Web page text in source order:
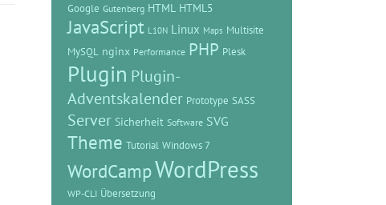
Google Gutenberg HTML HTML5
JavaScript L10N Linux Maps Multisite
MySQL nginx Performance PHP Plesk
Plugin Plugin-
Adventskalender Prototype SASS
Server Sicherheit Software SVG
Theme Tutorial Windows 7
WordCampWordPress
WP-CLI Übersetzung